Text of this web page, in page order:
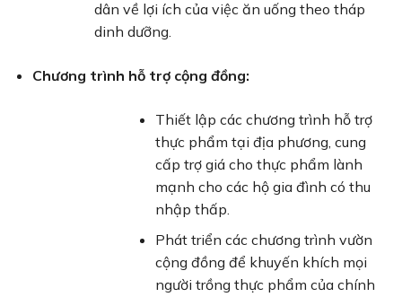
dân về lợi ích của việc ăn uống theo tháp
dinh dưỡng.
Chương trình hỗ trợ cộng đồng:
Thiết lập các chương trình hỗ trợ
thực phẩm tại địa phương, cung
cấp trợ giá cho thực phẩm lành
mạnh cho các hộ gia đình có thu
nhập thấp.
Phát triển các chương trình vườn
cộng đồng để khuyến khích mọi
người trồng thực phẩm của chính